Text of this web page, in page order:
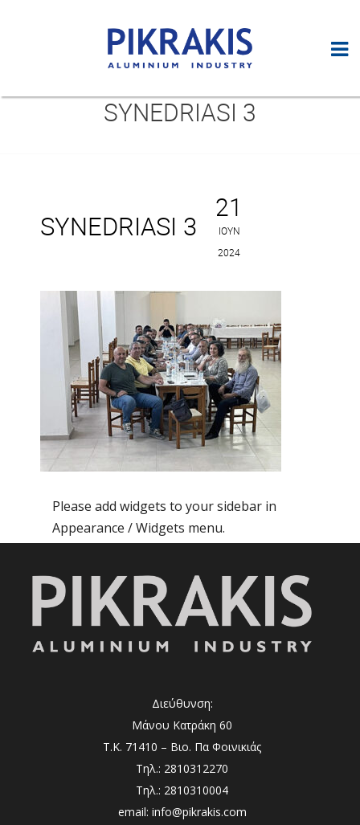
SYNEDRIASI 3
21
ΙΟΎΝ
2024
SYNEDRIASI 3
Please add widgets to your sidebar in
Appearance / Widgets menu.
Διεύθυνση:
Μάνου Κατράκη 60
Τ.Κ. 71410 – Βιο. Πα Φοινικιάς
Τηλ.: 2810312270
Τηλ.: 2810310004
email: info@pikrakis.com